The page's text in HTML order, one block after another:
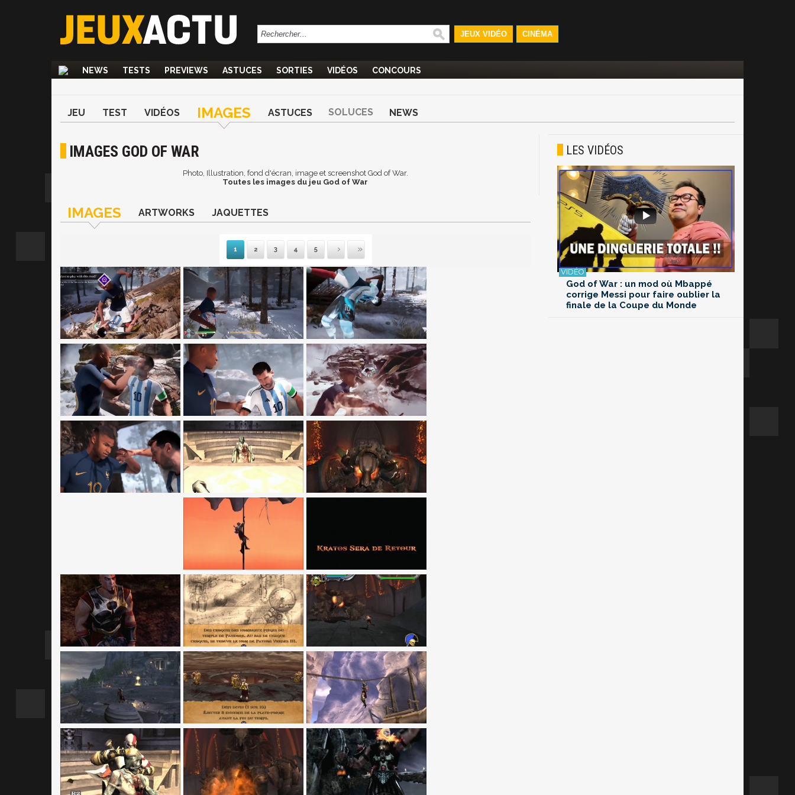
JEUX VIDÉO CINÉMA
NEWS TESTS PREVIEWS ASTUCES SORTIES VIDÉOS CONCOURS
JEU TEST VIDÉOS IMAGES ASTUCES SOLUCES NEWS
IMAGES GOD OF WAR
Photo, Illustration, fond d'écran, image et screenshot God of War.
Toutes les images du jeu God of War
IMAGES ARTWORKS JAQUETTES
1 2 3 4 5
Suivante
Dernière
LES VIDÉOS
God of War : un mod où Mbappé
corrige Messi pour faire oublier la
finale de la Coupe du Monde